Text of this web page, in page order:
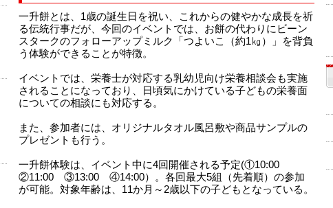
一升餅とは、1歳の誕生日を祝い、これからの健やかな成長を祈
る伝統行事だが、今回のイベントでは、お餅の代わりにビーン
スタークのフォローアップミルク「つよいこ（約1㎏）」を背負
う体験ができることが特徴。
イベントでは、栄養士が対応する乳幼児向け栄養相談会も実施
されることになっており、日頃気にかけている子どもの栄養面
についての相談にも対応する。
また、参加者には、オリジナルタオル風呂敷や商品サンプルの
プレゼントも行う。
一升餅体験は、イベント中に4回開催される予定(①10:00
②11:00 ③13:00 ④14:00）。各回最大5組（先着順）の参加
が可能。対象年齢は、11か月～2歳以下の子どもとなっている。